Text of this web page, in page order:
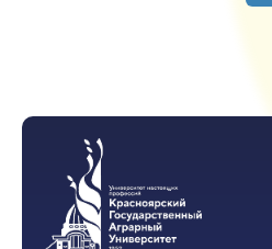
14:00